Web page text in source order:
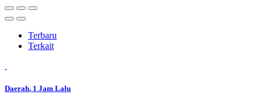
Terbaru
Terkait
Daerah, 1 Jam Lalu